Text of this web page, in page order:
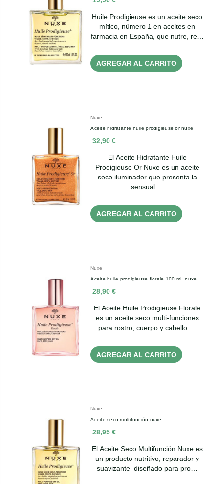
Huile Prodigieuse es un aceite seco
mítico, número 1 en aceites en
farmacia en España, que nutre, re…
AGREGAR AL CARRITO
Nuxe
Aceite hidratante huile prodigieuse or nuxe
32,90 €
El Aceite Hidratante Huile
Prodigieuse Or Nuxe es un aceite
seco iluminador que presenta la
sensual …
AGREGAR AL CARRITO
Nuxe
Aceite huile prodigieuse florale 100 mL nuxe
28,90 €
El Aceite Huile Prodigieuse Florale
es un aceite seco multi-funciones
para rostro, cuerpo y cabello.…
AGREGAR AL CARRITO
Nuxe
Aceite seco multifunción nuxe
28,95 €
El Aceite Seco Multifunción Nuxe es
un producto nutritivo, reparador y
suavizante, diseñado para pro…